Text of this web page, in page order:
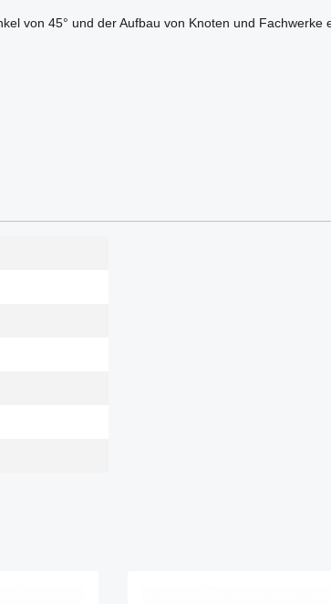
von 45° und der Aufbau von Knoten und Fachwerke